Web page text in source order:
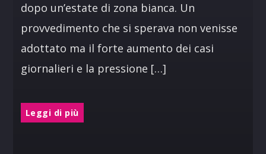
dopo un’estate di zona bianca. Un
provvedimento che si sperava non venisse
adottato ma il forte aumento dei casi
giornalieri e la pressione […]
Leggi di più